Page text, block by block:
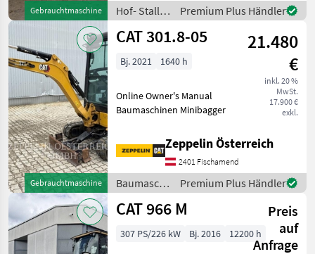
Gebrauchtmaschine
Hof- Stall-
und
Weidetechnik
Premium Plus Händler
Gebrauchtmaschine
CAT 301.8-05
21.480
€
inkl. 20 %
MwSt.
17.900 €
exkl.
Bj. 2021 1640 h
Online Owner's Manual
Baumaschinen Minibagger
Zeppelin Österreich
2401 Fischamend
Baumaschinen
/ CAT
Premium Plus Händler
CAT 966 M
Preis
auf
Anfrage
307 PS/226 kW Bj. 2016 12200 h